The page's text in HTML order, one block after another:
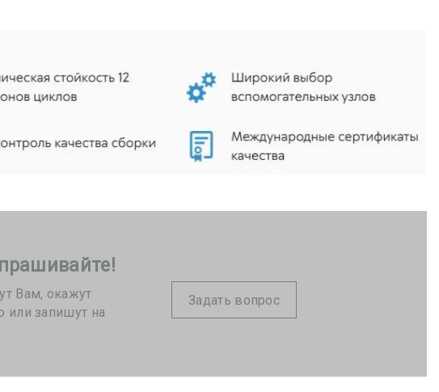
Вам, окажут
или запишут на
Задать вопрос